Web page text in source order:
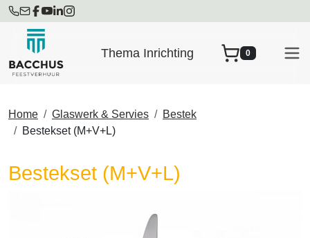
Thema Inrichting
winkelwagen
0
Home Glaswerk & Servies
Bestek
Bestekset (M+V+L)
Bestekset (M+V+L)